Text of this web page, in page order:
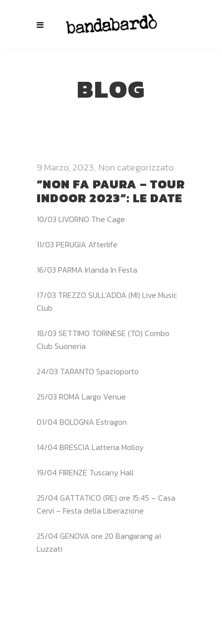
BLOG
9 Marzo, 2023 Non categorizzato
“NON FA PAURA – TOUR
INDOOR 2023”: LE DATE
10/03 LIVORNO The Cage
11/03 PERUGIA Afterlife
16/03 PARMA Irlanda In Festa
17/03 TREZZO SULL’ADDA (MI) Live Music
Club
18/03 SETTIMO TORINESE (TO) Combo
Club Suoneria
24/03 TARANTO Spazioporto
25/03 ROMA Largo Venue
01/04 BOLOGNA Estragon
14/04 BRESCIA Latteria Molloy
19/04 FIRENZE Tuscany Hall
25/04 GATTATICO (RE) ore 15:45 – Casa
Cervi – Festa della Liberazione
25/04 GENOVA ore 20 Bangarang ai
Luzzati